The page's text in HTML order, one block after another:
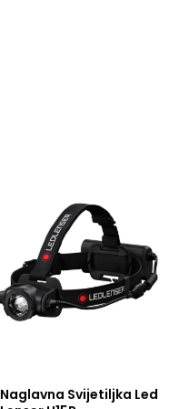
Naglavna Svijetiljka Led